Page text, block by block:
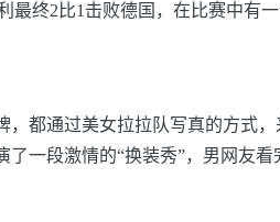
最终2比1击败德国，在比赛中有
都通过美女拉拉队写真的方式，
一段激情的“换装秀”，男网友看